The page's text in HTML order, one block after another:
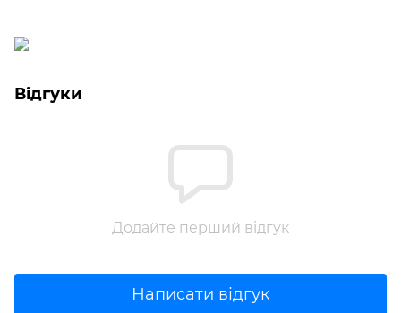
Відгуки
Додайте перший відгук
Написати відгук